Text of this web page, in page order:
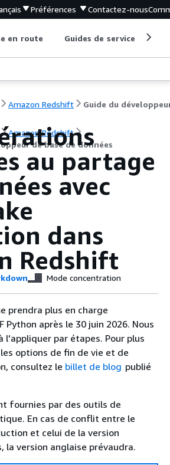
Préférences Contactez-nous
en route Guides de service
Amazon Redshift
Amazon Redshift
de base de données
au partage
avec
dans
Redshift
Mode concentration
prendra plus en charge
Python après le 30 juin 2026. Nous
l'appliquer par étapes. Pour plus
options de fin de vie et de
consultez le billet de blog publié
fournies par des outils de
En cas de conflit entre le
et celui de la version
la version anglaise prévaudra.